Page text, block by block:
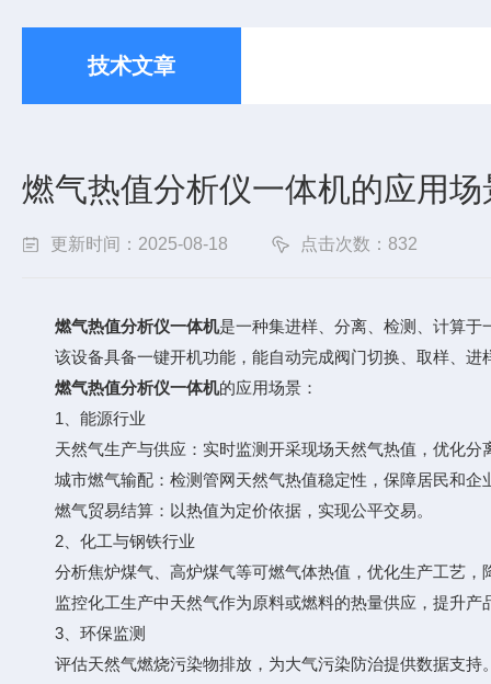
技术文章
燃气热值分析仪一体机的应用
更新时间：2025-08-18 点击次数：832
燃气热值分析仪一体机是一种集进样、分离、检测、计算
该设备具备一键开机功能，能自动完成阀门切换、取样、进
燃气热值分析仪一体机的应用场景：
1、能源行业
天然气生产与供应：实时监测开采现场天然气热值，优化分
城市燃气输配：检测管网天然气热值稳定性，保障居民和企
燃气贸易结算：以热值为定价依据，实现公平交易。
2、化工与钢铁行业
分析焦炉煤气、高炉煤气等可燃气体热值，优化生产工艺，
监控化工生产中天然气作为原料或燃料的热量供应，提升产
3、环保监测
评估天然气燃烧污染物排放，为大气污染防治提供数据支持